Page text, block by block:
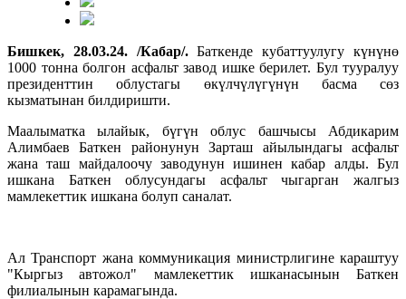
Бишкек, 28.03.24. /Кабар/.Баткенде кубаттуулугу күнүнө
1000 тонна болгон асфальт завод ишке берилет. Бул тууралуу
президенттин облустагы өкүлчүлүгүнүн басма сөз
кызматынан билдиришти.
Маалыматка ылайык, бүгүн облус башчысы Абдикарим
Алимбаев Баткен районунун Зарташ айылындагы асфальт
жана таш майдалоочу заводунун ишинен кабар алды. Бул
ишкана Баткен облусундагы асфальт чыгарган жалгыз
мамлекеттик ишкана болуп саналат.
Ал Транспорт жана коммуникация министрлигине караштуу
"Кыргыз автожол" мамлекеттик ишканасынын Баткен
филиалынын карамагында.